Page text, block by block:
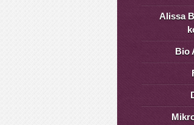
Alissa
Bio